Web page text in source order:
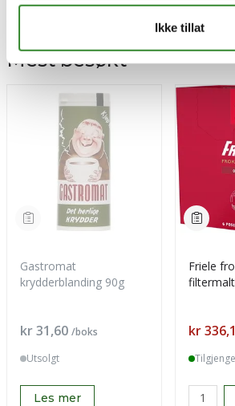
Ikke tillat
Mest besøkt
Gastromat
krydderblanding 90g
Pris
kr 31,60 /boks
Utsolgt
Les mer
Friele
Pris
kr